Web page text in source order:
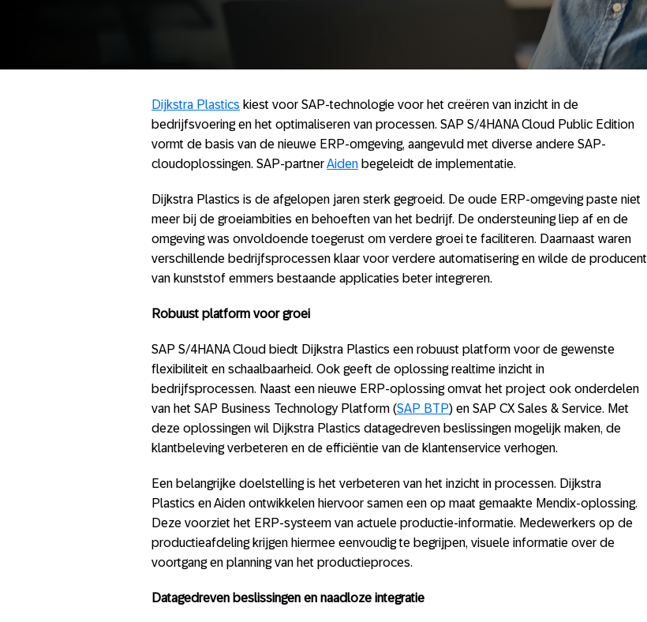
Dijkstra Plastics kiest voor SAP-technologie voor het creëren van inzicht in de
bedrijfsvoering en het optimaliseren van processen. SAP S/4HANA Cloud Public Edition
vormt de basis van de nieuwe ERP-omgeving, aangevuld met diverse andere SAP-
cloudoplossingen. SAP-partnerAiden begeleidt de implementatie.
Dijkstra Plastics is de afgelopen jaren sterk gegroeid. De oude ERP-omgeving paste niet
meer bij de groeiambities en behoeften van het bedrijf. De ondersteuning liep af en de
omgeving was onvoldoende toegerust om verdere groei te faciliteren. Daarnaast waren
verschillende bedrijfsprocessen klaar voor verdere automatisering en wilde de producent
van kunststof emmers bestaande applicaties beter integreren.
Robuust platform voor groei
SAP S/4HANA Cloud biedt Dijkstra Plastics een robuust platform voor de gewenste
flexibiliteit en schaalbaarheid. Ook geeft de oplossing realtime inzicht in
bedrijfsprocessen. Naast een nieuwe ERP-oplossing omvat het project ook onderdelen
van het SAP Business Technology Platform (SAP BTP) en SAP CX Sales & Service. Met
deze oplossingen wil Dijkstra Plastics datagedreven beslissingen mogelijk maken, de
klantbeleving verbeteren en de efficiëntie van de klantenservice verhogen.
Een belangrijke doelstelling is het verbeteren van het inzicht in processen. Dijkstra
Plastics en Aiden ontwikkelen hiervoor samen een op maat gemaakte Mendix-oplossing.
Deze voorziet het ERP-systeem van actuele productie-informatie. Medewerkers op de
productieafdeling krijgen hiermee eenvoudig te begrijpen, visuele informatie over de
voortgang en planning van het productieproces.
Datagedreven beslissingen en naadloze integratie